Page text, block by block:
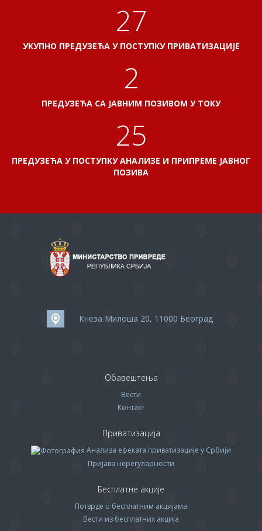
31
УКУПНО ПРЕДУЗЕЋА У ПОСТУПКУ ПРИВАТИЗАЦИЈЕ
2
ПРЕДУЗЕЋА СА ЈАВНИМ ПОЗИВОМ У ТОКУ
29
ПРЕДУЗЕЋА У ПОСТУПКУ АНАЛИЗЕ И ПРИПРЕМЕ ЈАВНОГ
ПОЗИВА
Кнеза Милоша 20, 11000 Београд
Обавештења
Вести
Контакт
Приватизација
Анализа ефеката приватизације у Србији
Пријава нерегуларности
Бесплатне акције
Потврде о бесплатним акцијама
Вести из бесплатних акција